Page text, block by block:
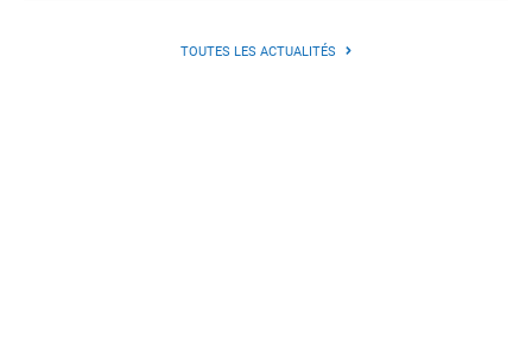
TOUTES LES ACTUALITÉS